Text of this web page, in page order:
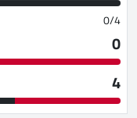
0/4
0
4